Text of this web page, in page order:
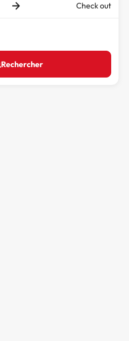
Check out
Rechercher